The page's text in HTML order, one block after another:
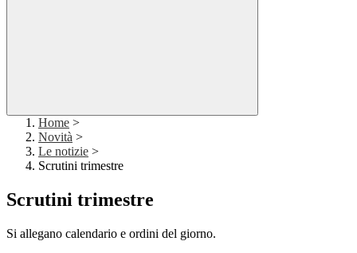
Home >
Novità >
Le notizie >
Scrutini trimestre
Scrutini trimestre
Si allegano calendario e ordini del giorno.